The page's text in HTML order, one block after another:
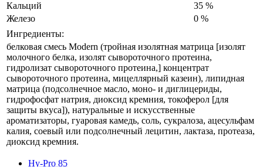
Кальций
35 %
Железо
0 %
Ингредиенты:
белковая смесь Modern (тройная изолятная матрица [изолят
молочного белка, изолят сывороточного протеина,
гидролизат сывороточного протеина,] концентрат
сывороточного протеина, мицеллярный казеин), липидная
матрица (подсолнечное масло, моно- и диглицериды,
гидрофосфат натрия, диоксид кремния, токоферол [для
защиты вкуса]), натуральные и искусственные
ароматизаторы, гуаровая камедь, соль, сукралоза, ацесульфам
калия, соевый или подсолнечный лецитин, лактаза, протеаза,
диоксид кремния.
Hy-Pro 85